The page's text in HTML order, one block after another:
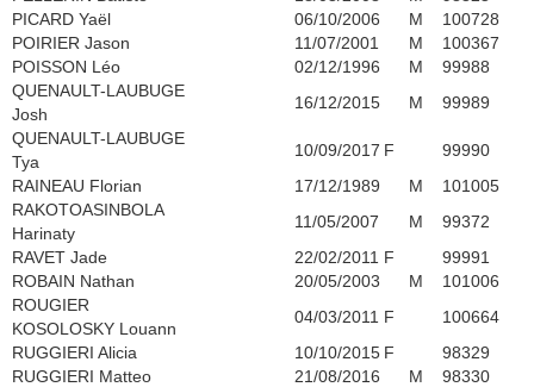
PICARD Yaël
06/10/2006 M
100728
POIRIER Jason
11/07/2001 M
100367
POISSON Léo
02/12/1996 M
99988
QUENAULT-LAUBUGE
Josh
16/12/2015 M
99989
QUENAULT-LAUBUGE
Tya
10/09/2017 F
99990
RAINEAU Florian
17/12/1989 M
101005
RAKOTOASINBOLA
Harinaty
11/05/2007 M
99372
RAVET Jade
22/02/2011 F
99991
ROBAIN Nathan
20/05/2003 M
101006
ROUGIER
KOSOLOSKY Louann
04/03/2011 F
100664
RUGGIERI Alicia
10/10/2015 F
98329
RUGGIERI Matteo
21/08/2016 M
98330